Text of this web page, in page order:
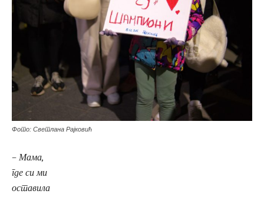
Фото: Светлана Рајковић
– Мама,
где си ми
оставила